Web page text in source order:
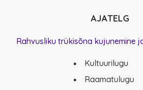
AJATELG
Rahvusliku trükisõna kujunemine
Kultuurilugu
Raamatulugu